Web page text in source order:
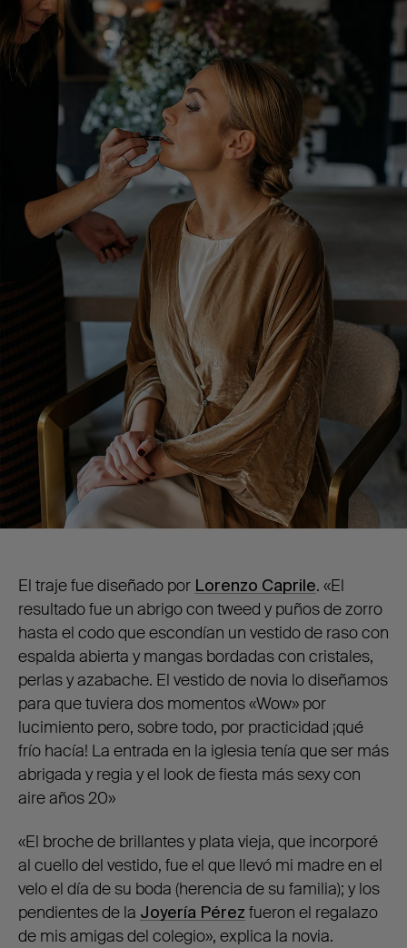
El traje fue diseñado por Lorenzo Caprile. «El
resultado fue un abrigo con tweed y puños de zorro
hasta el codo que escondían un vestido de raso con
espalda abierta y mangas bordadas con cristales,
perlas y azabache. El vestido de novia lo diseñamos
para que tuviera dos momentos «Wow» por
lucimiento pero, sobre todo, por practicidad ¡qué
frío hacía! La entrada en la iglesia tenía que ser más
abrigada y regia y el look de fiesta más sexy con
aire años 20»
«El broche de brillantes y plata vieja, que incorporé
al cuello del vestido, fue el que llevó mi madre en el
velo el día de su boda (herencia de su familia); y los
pendientes de la Joyería Pérez fueron el regalazo
de mis amigas del colegio», explica la novia.